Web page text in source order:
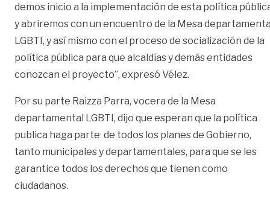
demos inicio a la implementación de esta política
y abriremos con un encuentro de la Mesa
LGBTI, y así mismo con el proceso de socialización de la
política pública para que alcaldías y demás entidades
conozcan el proyecto”, expresó Vélez.
Por su parte Raizza Parra, vocera de la Mesa
departamental LGBTI, dijo que esperan que la política
publica haga parte de todos los planes de Gobierno,
tanto municipales y departamentales, para que se les
garantice todos los derechos que tienen como
ciudadanos.